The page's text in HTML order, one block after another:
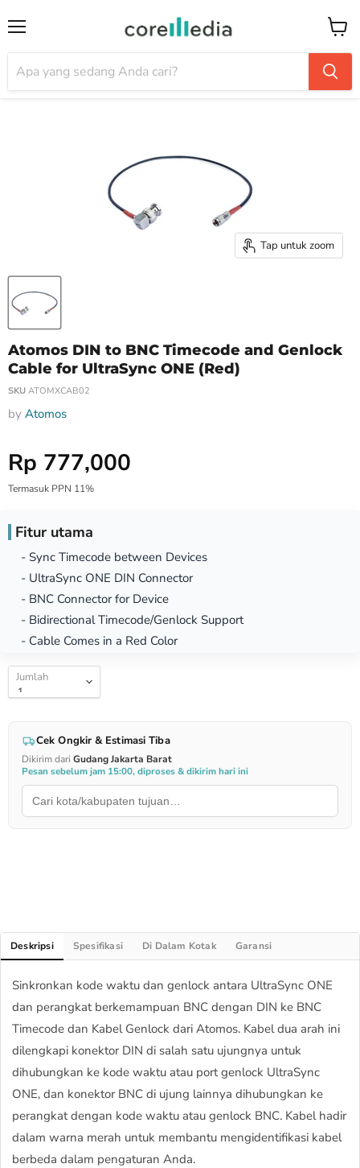
Tap untuk zoom
Atomos DIN to BNC Timecode and Genlock
Cable for UltraSync ONE (Red)
SKU ATOMXCAB02
by Atomos
Harga Special
Rp 777,000
Termasuk PPN 11%
Fitur utama
- Sync Timecode between Devices
- UltraSync ONE DIN Connector
- BNC Connector for Device
- Bidirectional Timecode/Genlock Support
- Cable Comes in a Red Color
Jumlah
Cek Ongkir & Estimasi Tiba
Dikirim dari Gudang Jakarta Barat
Pesan sebelum jam 15:00, diproses & dikirim hari ini
Deskripsi Spesifikasi Di Dalam Kotak Garansi
Sinkronkan kode waktu dan genlock antara UltraSync ONE
dan perangkat berkemampuan BNC dengan DIN ke BNC
Timecode dan Kabel Genlock dari Atomos. Kabel dua arah ini
dilengkapi konektor DIN di salah satu ujungnya untuk
dihubungkan ke kode waktu atau port genlock UltraSync
ONE, dan konektor BNC di ujung lainnya dihubungkan ke
perangkat dengan kode waktu atau genlock BNC. Kabel hadir
dalam warna merah untuk membantu mengidentifikasi kabel
berbeda dalam pengaturan Anda.